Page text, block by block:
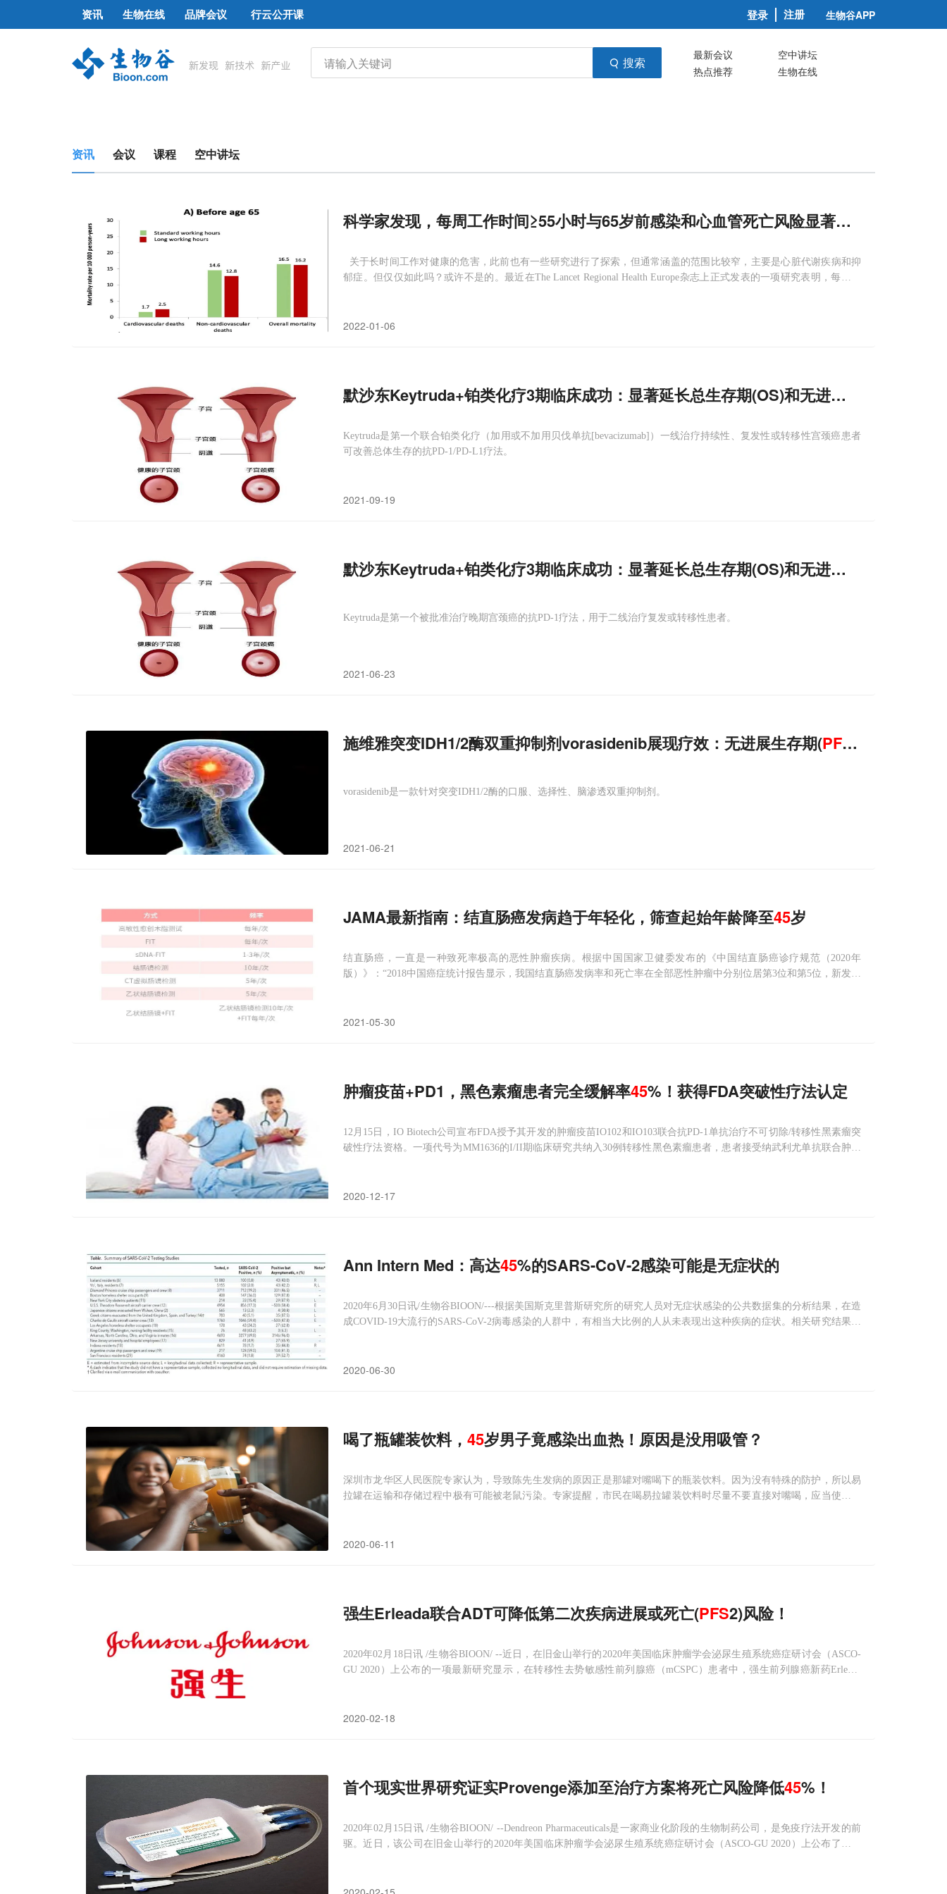
资讯 生物在线 品牌会议 行云公开课 登录 注册 生物谷APP
搜索 最新会议
空中讲坛
热点推荐
生物在线
资讯 会议 课程 空中讲坛
科学家发现，每周工作时间≥55小时与65岁前感染和心血管死亡风险显著增加
关于长时间工作对健康的危害，此前也有一些研究进行了探索，但通常涵盖的范围比较窄，主要是心脏代谢疾病和抑
郁症。但仅仅如此吗？或许不是的。最近在The Lancet Regional Health Europe杂志上正式发表的一项研究表明，每周工
2022-01-06
默沙东Keytruda+铂类化疗3期临床成功：显著延长总生存期(OS)和无进展生存期(
Keytruda是第一个联合铂类化疗（加用或不加用贝伐单抗[bevacizumab]）一线治疗持续性、复发性或转移性宫颈癌患者
可改善总体生存的抗PD-1/PD-L1疗法。
2021-09-19
默沙东Keytruda+铂类化疗3期临床成功：显著延长总生存期(OS)和无进展生存期(
Keytruda是第一个被批准治疗晚期宫颈癌的抗PD-1疗法，用于二线治疗复发或转移性患者。
2021-06-23
施维雅突变IDH1/2酶双重抑制剂vorasidenib展现疗效：无进展生存期(PFS)达3.1年!
vorasidenib是一款针对突变IDH1/2酶的口服、选择性、脑渗透双重抑制剂。
2021-06-21
JAMA最新指南：结直肠癌发病趋于年轻化，筛查起始年龄降至45岁
结直肠癌，一直是一种致死率极高的恶性肿瘤疾病。根据中国国家卫健委发布的《中国结直肠癌诊疗规范（2020年
版）》：“2018中国癌症统计报告显示，我国结直肠癌发病率和死亡率在全部恶性肿瘤中分别位居第3位和第5位，新发病
2021-05-30
肿瘤疫苗+PD1，黑色素瘤患者完全缓解率45%！获得FDA突破性疗法认定
12月15日，IO Biotech公司宣布FDA授予其开发的肿瘤疫苗IO102和IO103联合抗PD-1单抗治疗不可切除/转移性黑素瘤突
破性疗法资格。一项代号为MM1636的I/II期临床研究共纳入30例转移性黑色素瘤患者，患者接受纳武利尤单抗联合肿瘤
2020-12-17
Ann Intern Med：高达45%的SARS-CoV-2感染可能是无症状的
2020年6月30日讯/生物谷BIOON/---根据美国斯克里普斯研究所的研究人员对无症状感染的公共数据集的分析结果，在造
成COVID-19大流行的SARS-CoV-2病毒感染的人群中，有相当大比例的人从未表现出这种疾病的症状。相关研究结果近
2020-06-30
喝了瓶罐装饮料， 45岁男子竟感染出血热！原因是没用吸管？
深圳市龙华区人民医院专家认为，导致陈先生发病的原因正是那罐对嘴喝下的瓶装饮料。因为没有特殊的防护，所以易
拉罐在运输和存储过程中极有可能被老鼠污染。专家提醒，市民在喝易拉罐装饮料时尽量不要直接对嘴喝，应当使用吸
2020-06-11
强生Erleada联合ADT可降低第二次疾病进展或死亡(PFS2)风险！
2020年02月18日讯 /生物谷BIOON/ --近日，在旧金山举行的2020年美国临床肿瘤学会泌尿生殖系统癌症研讨会（ASCO-
GU 2020）上公布的一项最新研究显示，在转移性去势敏感性前列腺癌（mCSPC）患者中，强生前列腺癌新药Erleada
2020-02-18
首个现实世界研究证实Provenge添加至治疗方案将死亡风险降低45%！
2020年02月15日讯 /生物谷BIOON/ --Dendreon Pharmaceuticals是一家商业化阶段的生物制药公司，是免疫疗法开发的前
驱。近日，该公司在旧金山举行的2020年美国临床肿瘤学会泌尿生殖系统癌症研讨会（ASCO-GU 2020）上公布了首个